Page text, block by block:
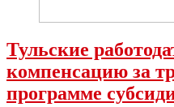
Тульские
компенсацию за
программе